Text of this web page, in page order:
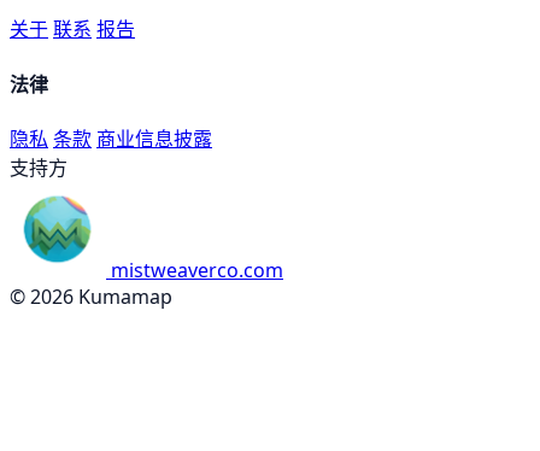
关于联系 报告
法律
隐私 条款 商业信息披露
支持方
mistweaverco.com
© 2026 Kumamap